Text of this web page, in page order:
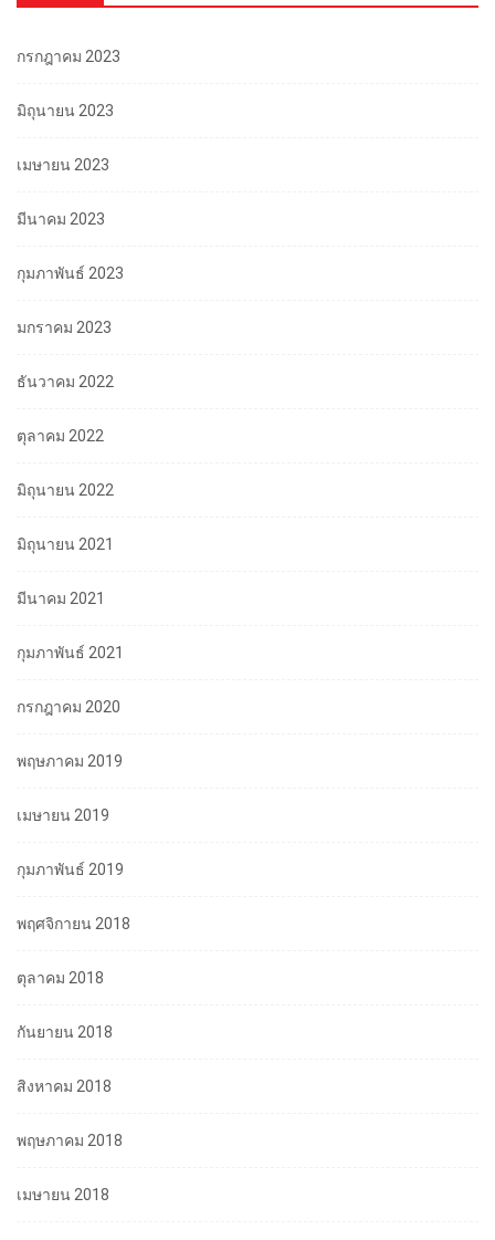
กรกฎาคม 2023
มิถุนายน 2023
เมษายน 2023
มีนาคม 2023
กุมภาพันธ์ 2023
มกราคม 2023
ธันวาคม 2022
ตุลาคม 2022
มิถุนายน 2022
มิถุนายน 2021
มีนาคม 2021
กุมภาพันธ์ 2021
กรกฎาคม 2020
พฤษภาคม 2019
เมษายน 2019
กุมภาพันธ์ 2019
พฤศจิกายน 2018
ตุลาคม 2018
กันยายน 2018
สิงหาคม 2018
พฤษภาคม 2018
เมษายน 2018